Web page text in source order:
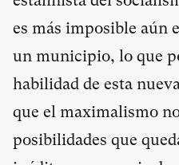
es más imposible aún
un municipio, lo que
habilidad de esta
que el maximalismo
posibilidades que